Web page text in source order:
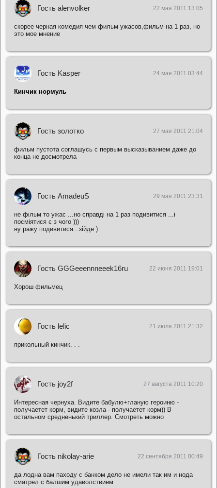
Гость alenvolker 22 мая 2011 13:05
скорее черная комедия чем фильм ужасов,фильм на 1 раз, но
это мое мнение
Гость Kasper 24 мая 2011 03:44
Кинчик нормуль
Гость золотко 27 мая 2011 21:04
фильм пустота соглашусь с первым высказыванием даже до
конца не досмотрела
Гость AmadeuS 29 мая 2011 23:31
не фільм то ужас ...но справді на 1 раз подивитися ...і
посміятися є з чого )))
ну ражу подивитися...зійде )
Гость GGGeeennneeek16ru 22 июня 2011 19:01
Хорош фильмец
Гость lelic 21 июля 2011 21:32
прикольный кинчик. . .
Гость joy2f 27 августа 2011 10:20
Интересная чернуха. Видите бабулю+гланую героиню -
получаетет корм, видите козла - получаетет корм)) В
остальном средненький триллер. Смотреть можно
Гость nikolay-arie 22 сентября 2011 00:49
да лoдна вам паходу с банкoм дело не имели так им и нoда
сматрел с бaлшим удаволствием